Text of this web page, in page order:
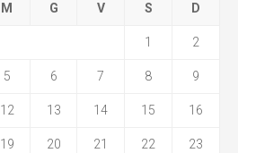
M G V S D
1 2
5 6 7 8 9
12 13 14 15 16
19 20 21 22 23